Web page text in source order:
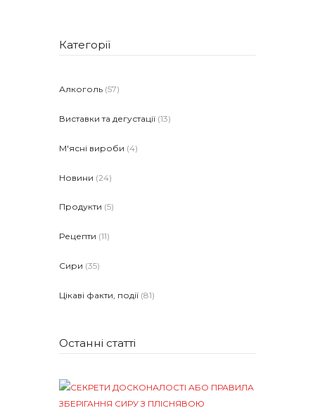
Категорії
Алкоголь (57)
Виставки та дегустації (13)
М'ясні вироби (4)
Новини (24)
Продукти (5)
Рецепти (11)
Сири (35)
Цікаві факти, події (81)
Останні статті